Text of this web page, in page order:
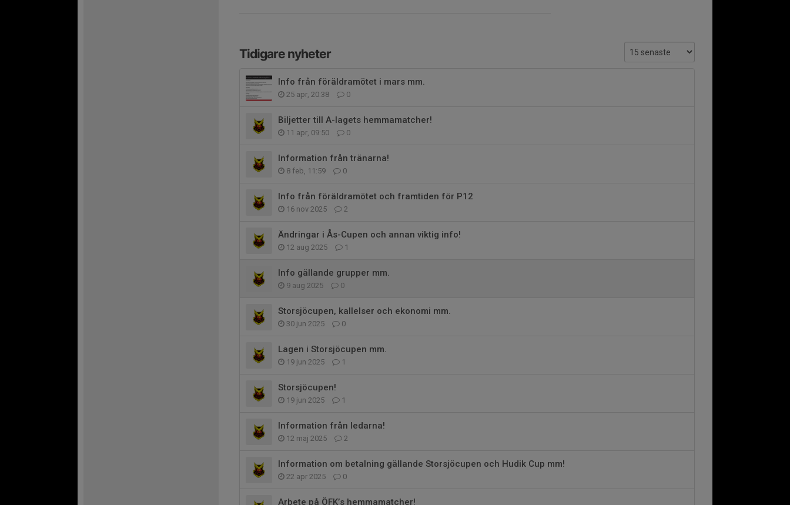
Tidigare nyheter
Info från föräldramötet i mars mm.
25 apr, 20:38 0
Biljetter till A-lagets hemmamatcher!
11 apr, 09:50 0
Information från tränarna!
8 feb, 11:59 0
Info från föräldramötet och framtiden för P12
16 nov 2025 2
Ändringar i Ås-Cupen och annan viktig info!
12 aug 2025 1
Info gällande grupper mm.
9 aug 2025 0
Storsjöcupen, kallelser och ekonomi mm.
30 jun 2025 0
Lagen i Storsjöcupen mm.
19 jun 2025 1
Storsjöcupen!
19 jun 2025 1
Information från ledarna!
12 maj 2025 2
Information om betalning gällande Storsjöcupen och Hudik Cup mm!
22 apr 2025 0
Arbete på ÖFK’s hemmamatcher!